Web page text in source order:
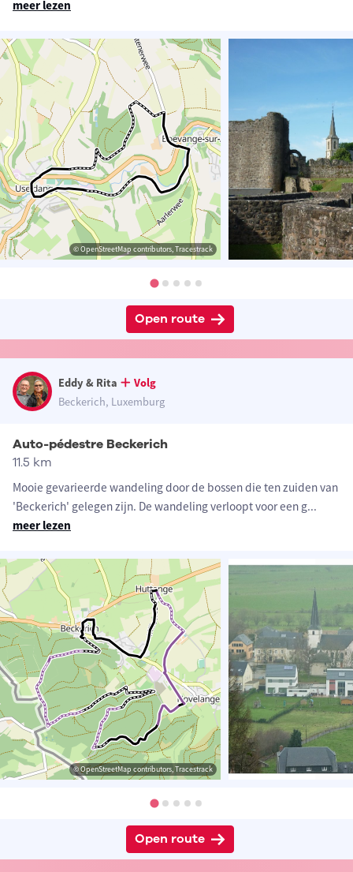
meer lezen
© OpenStreetMap contributors, Tracestrack
Open route
Eddy & Rita
Volg
Beckerich, Luxemburg
Auto-pédestre Beckerich
11.5 km
Mooie gevarieerde wandeling door de bossen die ten zuiden van
'Beckerich' gelegen zijn. De wandeling verloopt voor een g...
meer lezen
© OpenStreetMap contributors, Tracestrack
Open route